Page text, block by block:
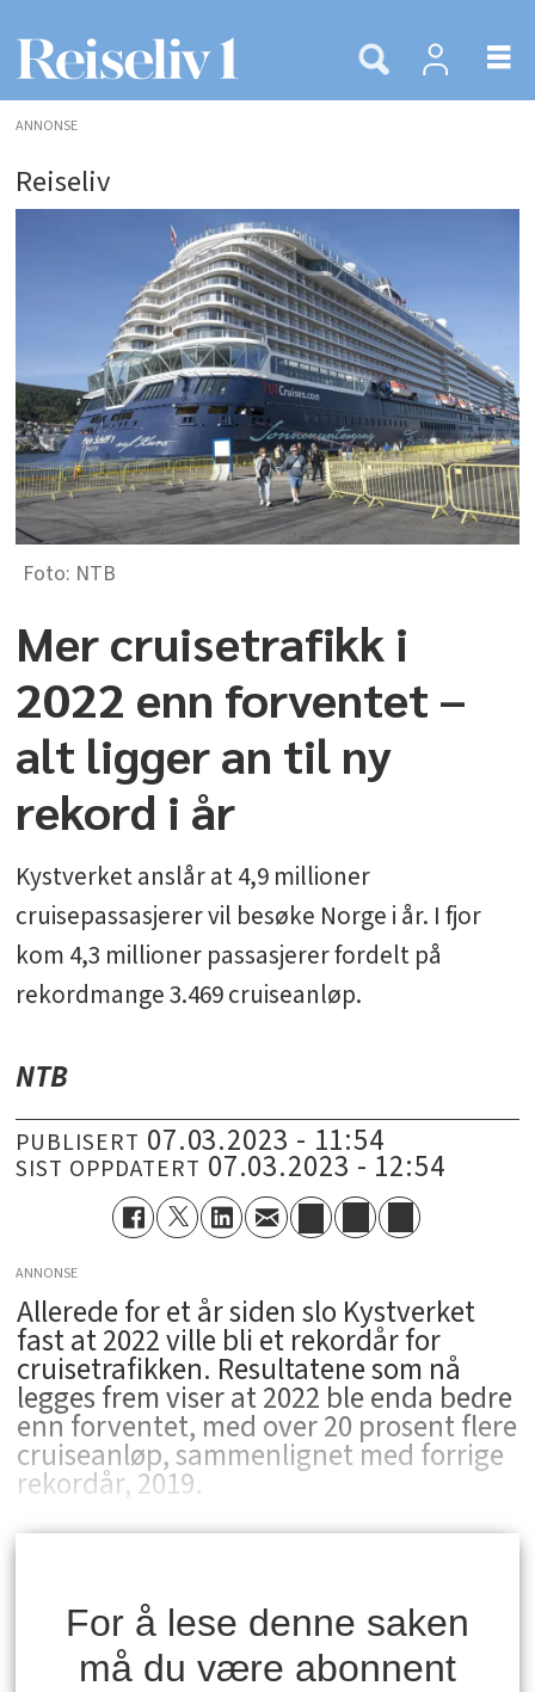
ANNONSE
Reiseliv
NTB
Mer cruisetrafikk i
2022 enn forventet –
alt ligger an til ny
rekord i år
Kystverket anslår at 4,9 millioner
cruisepassasjerer vil besøke Norge i år. I fjor
kom 4,3 millioner passasjerer fordelt på
rekordmange 3.469 cruiseanløp.
NTB
PUBLISERT 07.03.2023 - 11:54
SIST OPPDATERT 07.03.2023 - 12:54
ANNONSE
­Allerede for et år siden slo Kystverket
fast at 2022 ville bli et rekordår for
cruisetrafikken. Resultatene som nå
legges frem viser at 2022 ble enda bedre
enn forventet, med over 20 prosent flere
cruiseanløp, sammenlignet med forrige
rekordår, 2019.
For å lese denne saken
må du være abonnent